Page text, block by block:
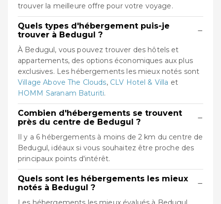
trouver la meilleure offre pour votre voyage.
Quels types d'hébergement puis-je
trouver à Bedugul ?
−
À Bedugul, vous pouvez trouver des hôtels et
appartements, des options économiques aux plus
exclusives. Les hébergements les mieux notés sont
Village Above The Clouds, CLV Hotel & Villa et
HOMM Saranam Baturiti.
Combien d'hébergements se trouvent
près du centre de Bedugul ?
−
Il y a 6 hébergements à moins de 2 km du centre de
Bedugul, idéaux si vous souhaitez être proche des
principaux points d'intérêt.
Quels sont les hébergements les mieux
notés à Bedugul ?
−